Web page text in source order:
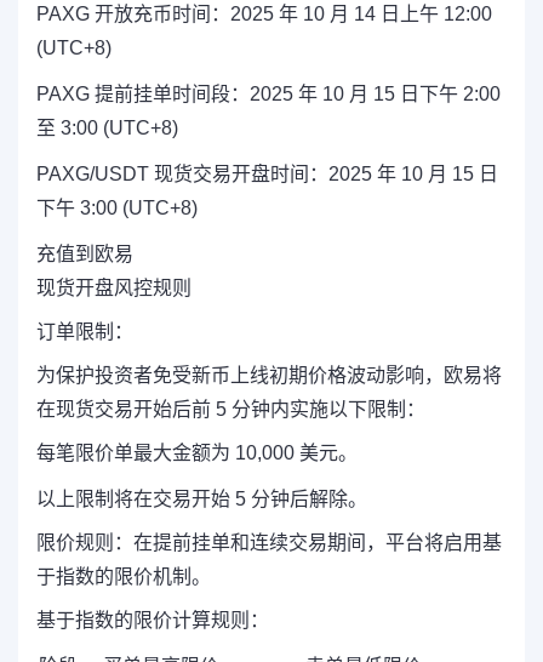
PAXG 开放充币时间：2025 年 10 月 14 日上午 12:00
(UTC+8)
PAXG 提前挂单时间段：2025 年 10 月 15 日下午 2:00
至 3:00 (UTC+8)
PAXG/USDT 现货交易开盘时间：2025 年 10 月 15 日
下午 3:00 (UTC+8)
充值到欧易
现货开盘风控规则
订单限制：
为保护投资者免受新币上线初期价格波动影响，欧易将
在现货交易开始后前 5 分钟内实施以下限制：
每笔限价单最大金额为 10,000 美元。
以上限制将在交易开始 5 分钟后解除。
限价规则：在提前挂单和连续交易期间，平台将启用基
于指数的限价机制。
基于指数的限价计算规则：